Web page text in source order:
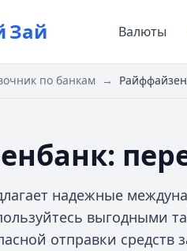
Зай Валюты
по банкам →
надежные
выгодными
отправки средств